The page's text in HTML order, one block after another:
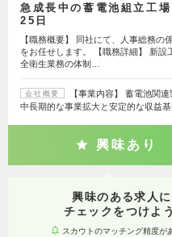
急成長中の蓄電池組立工
25日
【職務概要】 同社にて、人事総務の
をお任せします。 【職務詳細】 新設
全衛生業務の体制…
会社概要
【事業内容】 蓄電池関
中長期的な事業拡大と安定的な収益
興味あり
興味のある求人に
チェックをつけよ
スカウトのマッチング精度が